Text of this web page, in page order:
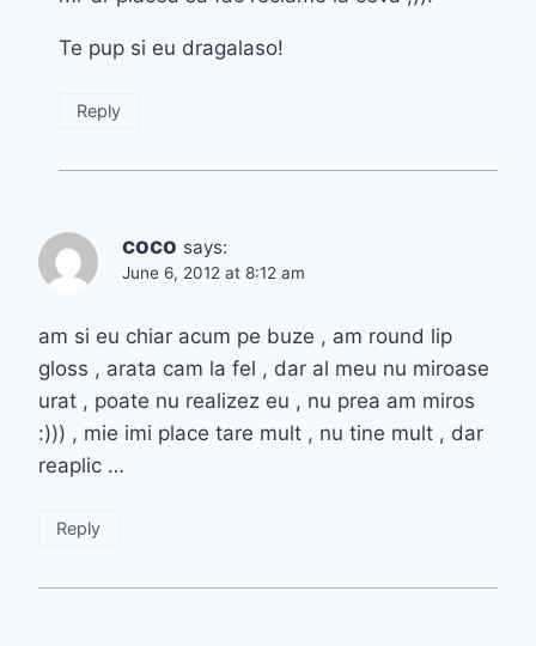
Te pup si eu dragalaso!
Reply
coco says:
June 6, 2012 at 8:12 am
am si eu chiar acum pe buze , am round lip
gloss , arata cam la fel , dar al meu nu miroase
urat , poate nu realizez eu , nu prea am miros
:))) , mie imi place tare mult , nu tine mult , dar
reaplic …
Reply